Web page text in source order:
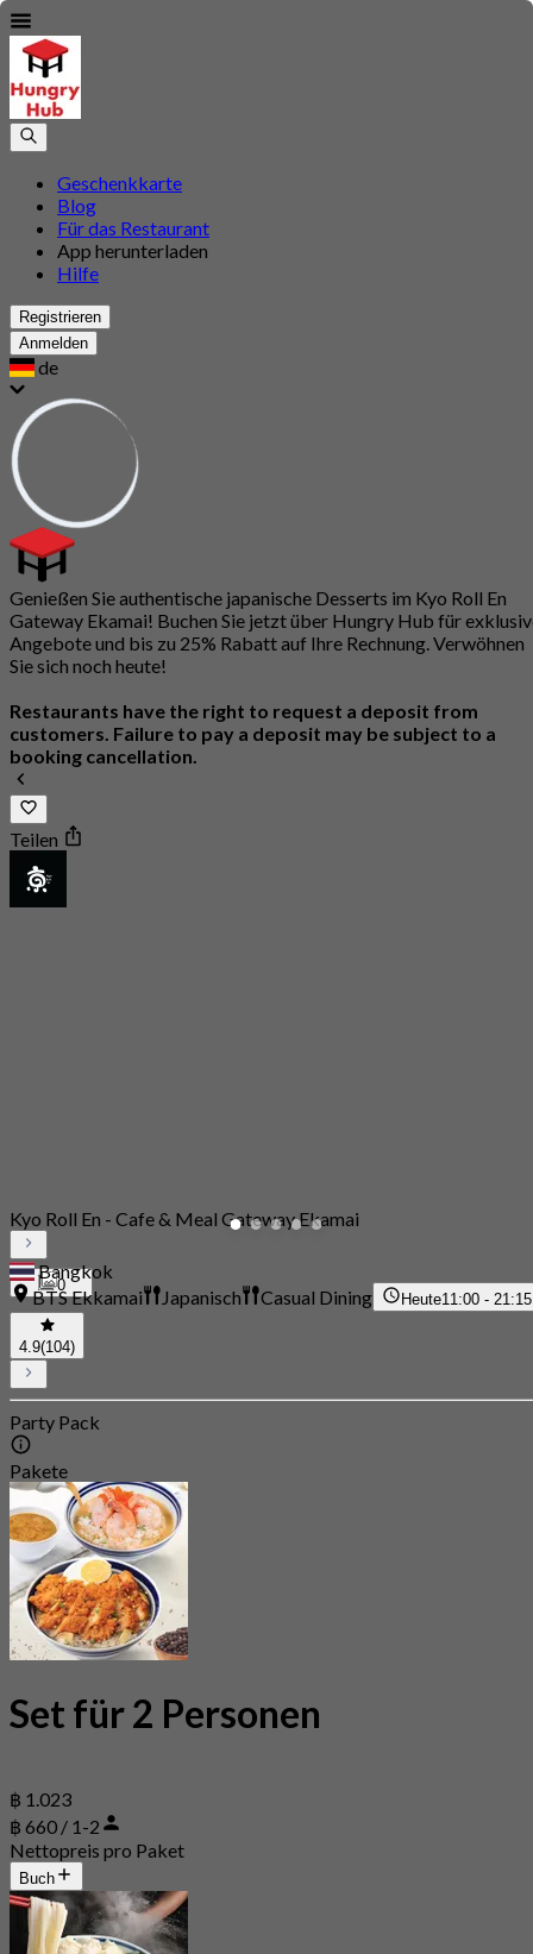
Geschenkkarte
Blog
Für das Restaurant
App herunterladen
Hilfe
Registrieren
Anmelden
de
Genießen Sie authentische japanische Desserts im Kyo Roll En
Gateway Ekamai! Buchen Sie jetzt über Hungry Hub für
Angebote und bis zu 25% Rabatt auf Ihre Rechnung. Verwöhnen
Sie sich noch heute!
Restaurants have the right to request a deposit from
customers. Failure to pay a deposit may be subject to a
booking cancellation.
Teilen
0
Kyo Roll En - Cafe & Meal Gateway Ekamai
Bangkok
BTS Ekkamai
Japanisch Casual Dining Heute11:00 - 21:15
4.9(104)
Party Pack
Pakete
Set für 2 Personen
฿ 1.023
฿ 660 / 1-2
Nettopreis pro Paket
Buch